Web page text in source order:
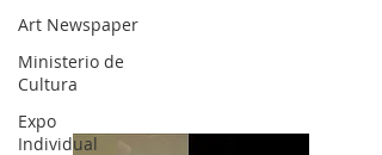
Art Newspaper
Ministerio de
Cultura
Expo
Individual